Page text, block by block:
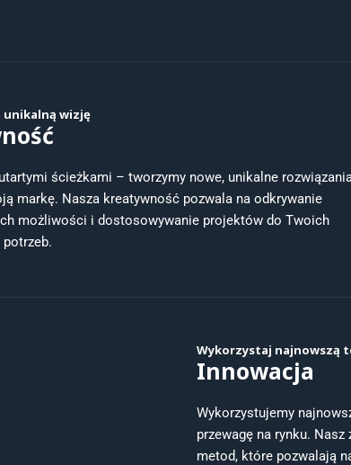
unikalną wizję
ścieżkami – tworzymy nowe, unikalne
markę. Nasza kreatywność pozwala na odkrywanie
możliwości i dostosowywanie projektów do Twoich
Wykorzystaj najnowszą
Innowacja
Wykorzystujemy
przewagę na rynku.
metod, które pozwalają